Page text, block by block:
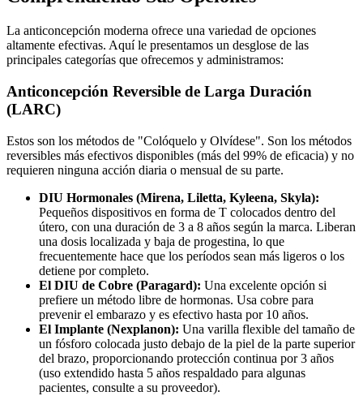
La anticoncepción moderna ofrece una variedad de opciones
altamente efectivas. Aquí le presentamos un desglose de las
principales categorías que ofrecemos y administramos:
Anticoncepción Reversible de Larga Duración
(LARC)
Estos son los métodos de "Colóquelo y Olvídese". Son los métodos
reversibles más efectivos disponibles (más del 99% de eficacia) y no
requieren ninguna acción diaria o mensual de su parte.
DIU Hormonales (Mirena, Liletta, Kyleena, Skyla):
Pequeños dispositivos en forma de T colocados dentro del
útero, con una duración de 3 a 8 años según la marca. Liberan
una dosis localizada y baja de progestina, lo que
frecuentemente hace que los períodos sean más ligeros o los
detiene por completo.
El DIU de Cobre (Paragard): Una excelente opción si
prefiere un método libre de hormonas. Usa cobre para
prevenir el embarazo y es efectivo hasta por 10 años.
El Implante (Nexplanon): Una varilla flexible del tamaño de
un fósforo colocada justo debajo de la piel de la parte superior
del brazo, proporcionando protección continua por 3 años
(uso extendido hasta 5 años respaldado para algunas
pacientes, consulte a su proveedor).